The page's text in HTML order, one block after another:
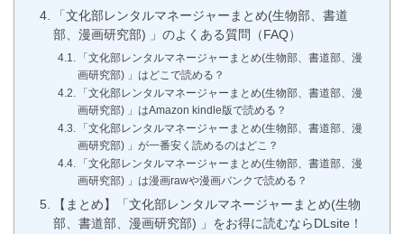
「文化部レンタルマネージャーまとめ(生物部、書道
部、漫画研究部) 」のよくある質問（FAQ）
「文化部レンタルマネージャーまとめ(生物部、書道部、漫
画研究部) 」はどこで読める？
「文化部レンタルマネージャーまとめ(生物部、書道部、漫
画研究部) 」はAmazon kindle版で読める？
「文化部レンタルマネージャーまとめ(生物部、書道部、漫
画研究部) 」が一番安く読めるのはどこ？
「文化部レンタルマネージャーまとめ(生物部、書道部、漫
画研究部) 」は漫画rawや漫画バンクで読める？
【まとめ】「文化部レンタルマネージャーまとめ(生物
部、書道部、漫画研究部) 」をお得に読むならDLsite！